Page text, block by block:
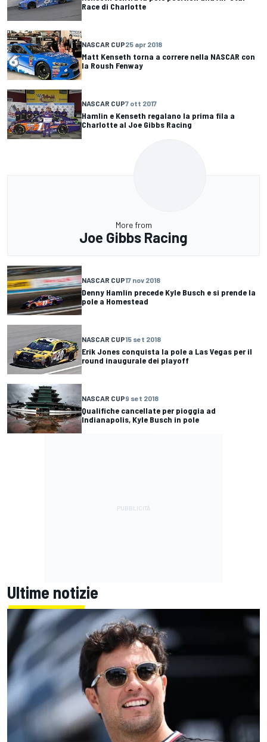
Race di Charlotte
NASCAR CUP25 apr 2018
Matt Kenseth torna a correre nella NASCAR con
la Roush Fenway
NASCAR CUP7 ott 2017
Hamlin e Kenseth regalano la prima fila a
Charlotte al Joe Gibbs Racing
More from
Joe Gibbs Racing
NASCAR CUP17 nov 2018
Denny Hamlin precede Kyle Busch e si prende la
pole a Homestead
NASCAR CUP15 set 2018
Erik Jones conquista la pole a Las Vegas per il
round inaugurale dei playoff
NASCAR CUP9 set 2018
Qualifiche cancellate per pioggia ad
Indianapolis, Kyle Busch in pole
Ultime notizie